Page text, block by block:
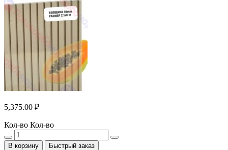
5,375.00 ₽
Кол-во Кол-во
В корзину Быстрый заказ